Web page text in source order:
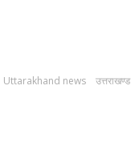
Uttarakhand news उत्तराखण्ड